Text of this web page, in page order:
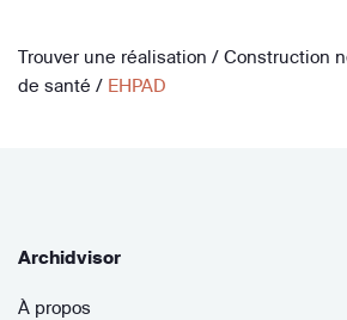
Trouver une réalisation / Construction
de santé / EHPAD
Archidvisor
À propos